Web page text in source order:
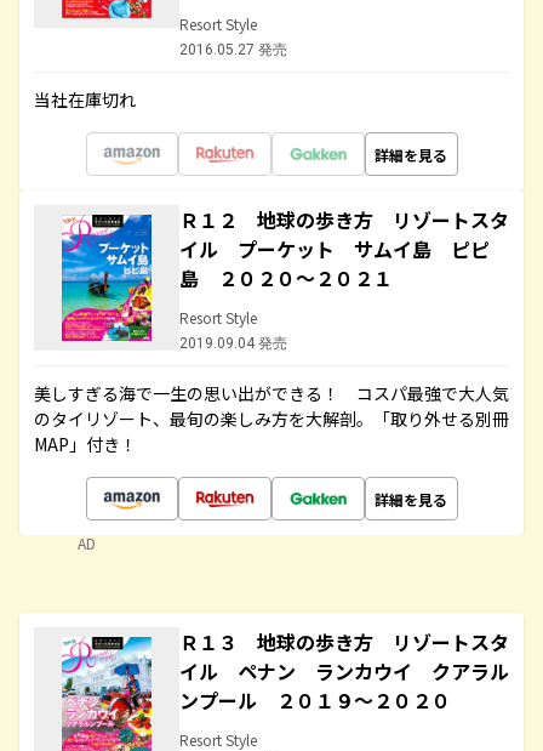
Resort Style
2016.05.27 発売
当社在庫切れ
詳細を見る
Ｒ１２ 地球の歩き方 リゾートスタ
イル プーケット サムイ島 ピピ
島 ２０２０～２０２１
Resort Style
2019.09.04 発売
美しすぎる海で一生の思い出ができる！ コスパ最強で大人気
のタイリゾート、最旬の楽しみ方を大解剖。「取り外せる別冊
MAP」付き！
詳細を見る
AD
Ｒ１３ 地球の歩き方 リゾートスタ
イル ペナン ランカウイ クアラル
ンプール ２０１９～２０２０
Resort Style